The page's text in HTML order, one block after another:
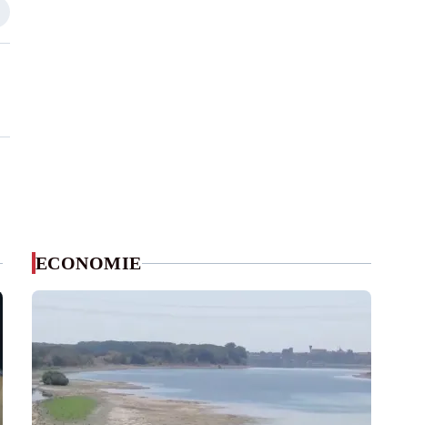
ECONOMIE